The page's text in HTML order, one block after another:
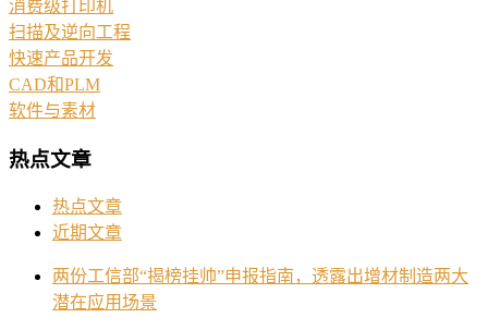
消费级打印机
扫描及逆向工程
快速产品开发
CAD和PLM
软件与素材
热点文章
热点文章
近期文章
两份工信部“揭榜挂帅”申报指南，透露出增材制造两大
潜在应用场景